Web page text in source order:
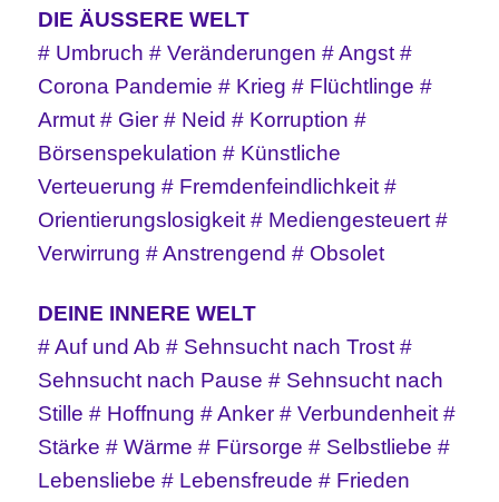
DIE ÄUSSERE WELT
# Umbruch # Veränderungen # Angst #
Corona Pandemie # Krieg # Flüchtlinge #
Armut # Gier # Neid # Korruption #
Börsenspekulation # Künstliche
Verteuerung # Fremdenfeindlichkeit #
Orientierungslosigkeit # Mediengesteuert #
Verwirrung # Anstrengend # Obsolet
DEINE INNERE WELT
# Auf und Ab # Sehnsucht nach Trost #
Sehnsucht nach Pause # Sehnsucht nach
Stille # Hoffnung # Anker # Verbundenheit #
Stärke # Wärme # Fürsorge # Selbstliebe #
Lebensliebe # Lebensfreude # Frieden